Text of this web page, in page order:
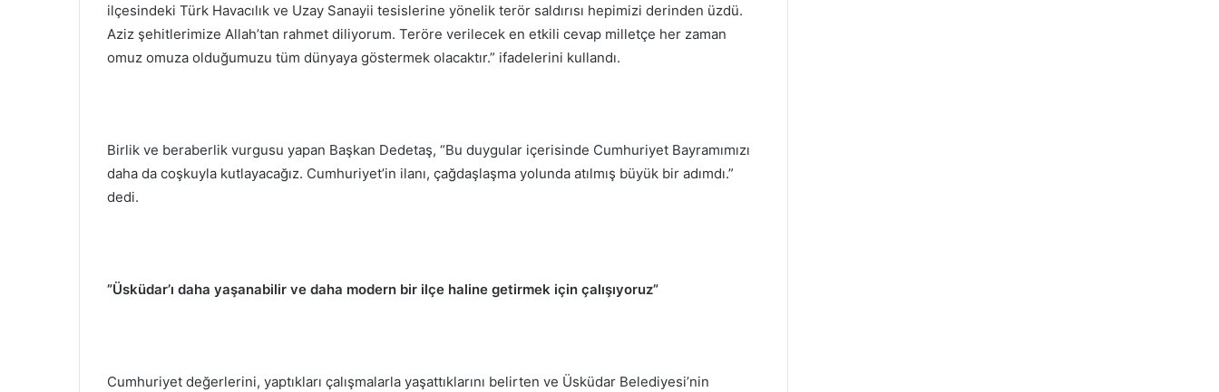
ilçesindeki Türk Havacılık ve Uzay Sanayii tesislerine yönelik terör saldırısı hepimizi derinden üzdü.
Aziz şehitlerimize Allah’tan rahmet diliyorum. Teröre verilecek en etkili cevap milletçe her zaman
omuz omuza olduğumuzu tüm dünyaya göstermek olacaktır.” ifadelerini kullandı.
Birlik ve beraberlik vurgusu yapan Başkan Dedetaş, “Bu duygular içerisinde Cumhuriyet Bayramımızı
daha da coşkuyla kutlayacağız. Cumhuriyet’in ilanı, çağdaşlaşma yolunda atılmış büyük bir adımdı.”
dedi.
”Üsküdar’ı daha yaşanabilir ve daha modern bir ilçe haline getirmek için çalışıyoruz”
Cumhuriyet değerlerini, yaptıkları çalışmalarla yaşattıklarını belirten ve Üsküdar Belediyesi’nin